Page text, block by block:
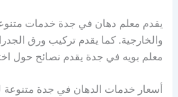
يقدم معلم دهان في جدة خدمات
والخارجية. كما يقدم تركيب ورق
معلم بويه في جدة يقدم نصائح حول
أسعار خدمات الدهان في جدة متنوعة